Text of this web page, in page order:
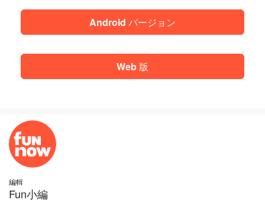
Android バージョン
Web 版
編輯
Fun小編